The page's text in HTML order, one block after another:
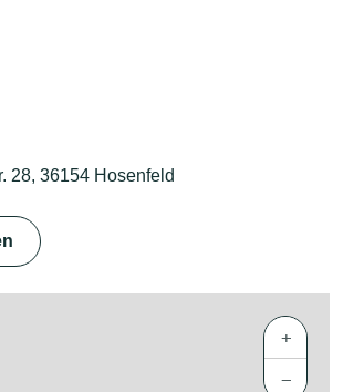
28, 36154 Hosenfeld
+
−